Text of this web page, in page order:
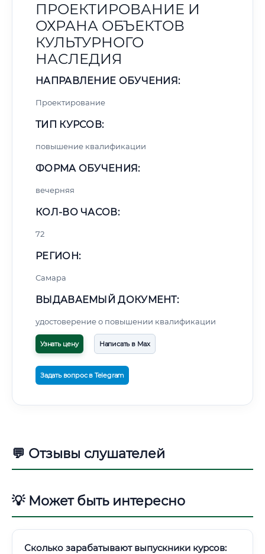
ПРОЕКТИРОВАНИЕ И
ОХРАНА ОБЪЕКТОВ
КУЛЬТУРНОГО
НАСЛЕДИЯ
НАПРАВЛЕНИЕ ОБУЧЕНИЯ:
Проектирование
ТИП КУРСОВ:
повышение квалификации
ФОРМА ОБУЧЕНИЯ:
вечерняя
КОЛ-ВО ЧАСОВ:
72
РЕГИОН:
Самара
ВЫДАВАЕМЫЙ ДОКУМЕНТ:
удостоверение о повышении квалификации
Узнать цену Написать в Max
Задать вопрос в Telegram
💬 Отзывы слушателей
💡 Может быть интересно
Сколько зарабатывают выпускники курсов: